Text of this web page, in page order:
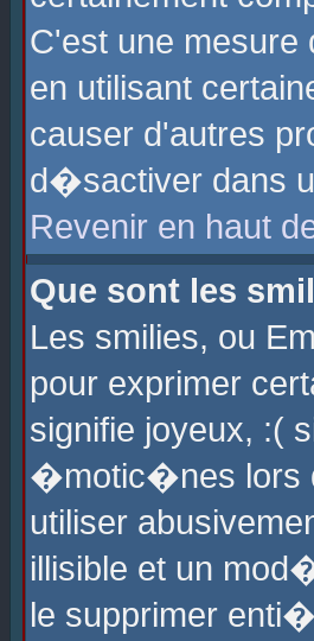
C'est une mesure
en utilisant
causer d'autres
d�sactiver dans
Revenir en haut
Que sont les
Les smilies, ou
pour exprimer
signifie joyeux, :(
�motic�nes lors
utiliser
illisible et un
le supprimer